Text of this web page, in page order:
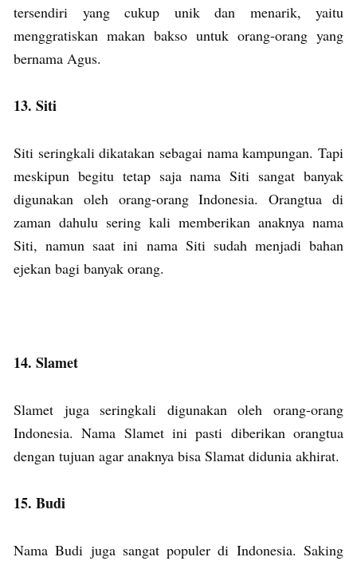
tersendiri yang cukup unik dan menarik, yaitu
menggratiskan makan bakso untuk orang-orang yang
bernama Agus.
13. Siti
Siti seringkali dikatakan sebagai nama kampungan. Tapi
meskipun begitu tetap saja nama Siti sangat banyak
digunakan oleh orang-orang Indonesia. Orangtua di
zaman dahulu sering kali memberikan anaknya nama
Siti, namun saat ini nama Siti sudah menjadi bahan
ejekan bagi banyak orang.
14. Slamet
Slamet juga seringkali digunakan oleh orang-orang
Indonesia. Nama Slamet ini pasti diberikan orangtua
dengan tujuan agar anaknya bisa Slamat didunia akhirat.
15. Budi
Nama Budi juga sangat populer di Indonesia. Saking